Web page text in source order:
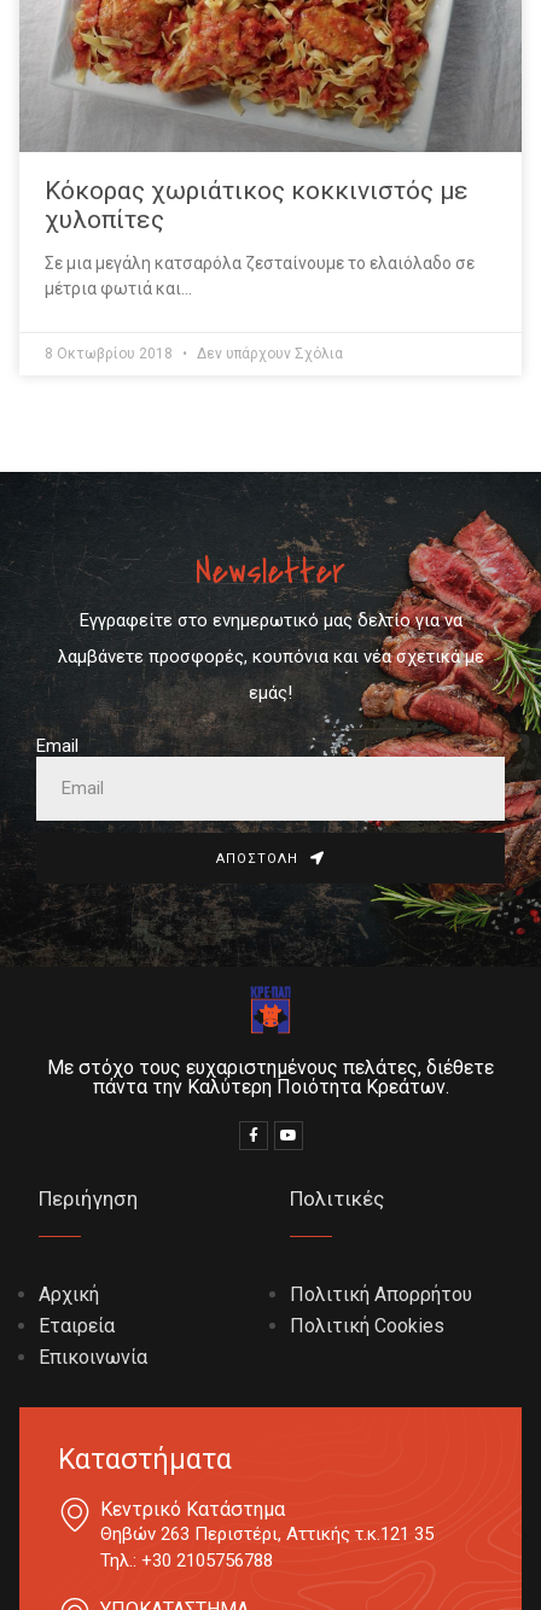
Κόκορας χωριάτικος κοκκινιστός με
χυλοπίτες
Σε μια μεγάλη κατσαρόλα ζεσταίνουμε το ελαιόλαδο σε
μέτρια φωτιά και…
8 Οκτωβρίου 2018 Δεν υπάρχουν Σχόλια
Newsletter
Εγγραφείτε στο ενημερωτικό μας δελτίο για να
λαμβάνετε προσφορές, κουπόνια και νέα σχετικά με
εμάς!
Email
ΑΠΟΣΤΟΛΉ
Με στόχο τους ευχαριστημένους πελάτες, διέθετε
πάντα την Καλύτερη Ποιότητα Κρεάτων.
Περιήγηση
Αρχική
Εταιρεία
Επικοινωνία
Πολιτικές
Πολιτική Απορρήτου
Πολιτική Cookies
Καταστήματα
Κεντρικό Κατάστημα
Θηβών 263 Περιστέρι, Αττικής τ.κ.121 35
Τηλ.: +30 2105756788